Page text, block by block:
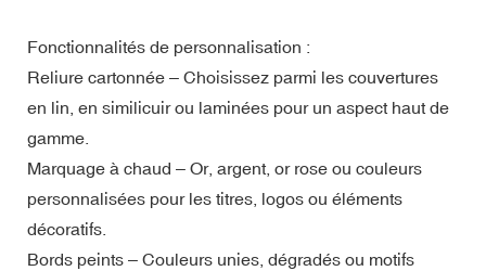
Fonctionnalités de personnalisation :
Reliure cartonnée – Choisissez parmi les couvertures
en lin, en similicuir ou laminées pour un aspect haut de
gamme.
Marquage à chaud – Or, argent, or rose ou couleurs
personnalisées pour les titres, logos ou éléments
décoratifs.
Bords peints – Couleurs unies, dégradés ou motifs